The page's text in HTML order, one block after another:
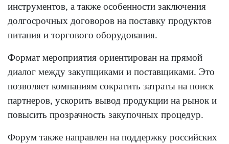
инструментов, а также особенности заключения
долгосрочных договоров на поставку продуктов
питания и торгового оборудования.
Формат мероприятия ориентирован на прямой
диалог между закупщиками и поставщиками. Это
позволяет компаниям сократить затраты на поиск
партнеров, ускорить вывод продукции на рынок и
повысить прозрачность закупочных процедур.
Форум также направлен на поддержку российских